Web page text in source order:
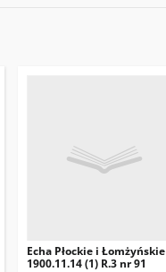
Echa Płockie i Łomżyńskie
1900.11.14 (1) R.3 nr 91